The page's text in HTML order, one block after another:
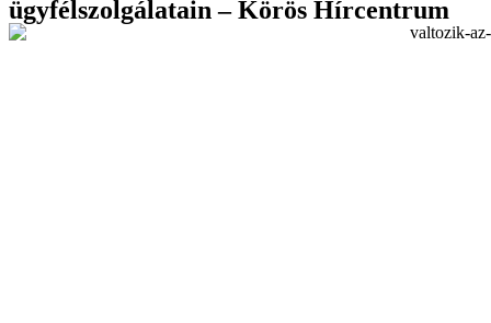
ügyfélszolgálatain – Körös Hírcentrum